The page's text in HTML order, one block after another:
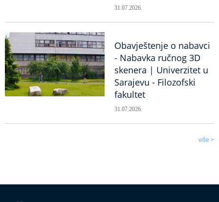
31.07.2026.
Obavještenje o nabavci
- Nabavka ručnog 3D
skenera | Univerzitet u
Sarajevu - Filozofski
fakultet
31.07.2026.
više >